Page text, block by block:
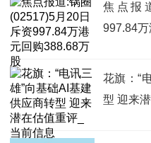
焦点报
997.84
花旗：“
型 迎来